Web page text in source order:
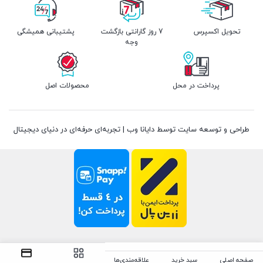
تحویل اکسپرس
7 روز گارانتی بازگشت
وجه
پشتیبانی همیشگی
پرداخت در محل محصولات اصل
طراحی و توسعه سایت توسط دایانا وب | تجربه‌ای حرفه‌ای در دنیای دیجیتال
صفحه اصلی سبد خرید
علاقه‌مندی‌ها